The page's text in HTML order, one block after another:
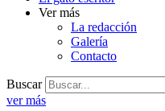
Ver más
La redacción
Galería
Contacto
Buscar
ver más